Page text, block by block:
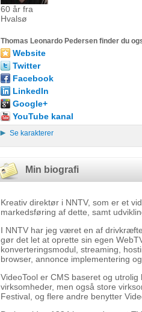
60 år fra
Hvalsø
Thomas Leonardo Pedersen finder du
Website
Twitter
Facebook
LinkedIn
Google+
YouTube kanal
Se karakterer
Min biografi
Kreativ direktør i NNTV, som er et
markedsføring af dette, samt
I NNTV har jeg været en af
gør det let at oprette sin egen
konverteringsmodul, streaming,
browser, annonce implementering
VideoTool er CMS baseret og
virksomheder, men også store
Festival, og flere andre benytter